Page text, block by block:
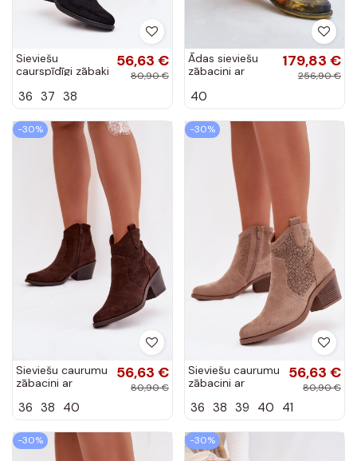
Sieviešu
caurspīdīgi zābaki
S.Barski HY61-
56,63 €
80,90 €
36 37 38
Ādas sieviešu
zābaciņi ar
papēžiem
dzeltenā krāsā
179,83 €
256,90 €
40
-30%
Sieviešu caurumu
zābaciņi ar
S.Barski HY61-
krāsā
56,63 €
80,90 €
36 38 40
-30%
Sieviešu caurumu
zābaciņi ar
S.Barski HY61-
krāsā
56,63 €
80,90 €
36 38 39 40 41
-30% -30%